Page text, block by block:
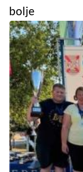
bolje